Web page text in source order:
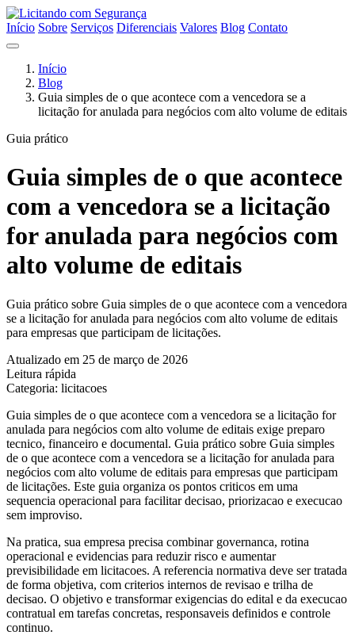
Início Sobre Serviços Diferenciais Valores Blog Contato
Início
Blog
Guia simples de o que acontece com a vencedora se a
licitação for anulada para negócios com alto volume de editais
Guia prático
Guia simples de o que acontece
com a vencedora se a licitação
for anulada para negócios com
alto volume de editais
Guia prático sobre Guia simples de o que acontece com a vencedora
se a licitação for anulada para negócios com alto volume de editais
para empresas que participam de licitações.
Atualizado em 25 de março de 2026
Leitura rápida
Categoria: licitacoes
Guia simples de o que acontece com a vencedora se a licitação for
anulada para negócios com alto volume de editais exige preparo
tecnico, financeiro e documental. Guia prático sobre Guia simples
de o que acontece com a vencedora se a licitação for anulada para
negócios com alto volume de editais para empresas que participam
de licitações. Este guia organiza os pontos criticos em uma
sequencia operacional para facilitar decisao, priorizacao e execucao
sem improviso.
Na pratica, sua empresa precisa combinar governanca, rotina
operacional e evidencias para reduzir risco e aumentar
previsibilidade em licitacoes. A referencia normativa deve ser tratada
de forma objetiva, com criterios internos de revisao e trilha de
decisao. O objetivo e transformar exigencias do edital e da execucao
contratual em tarefas concretas, responsaveis definidos e controle
continuo.